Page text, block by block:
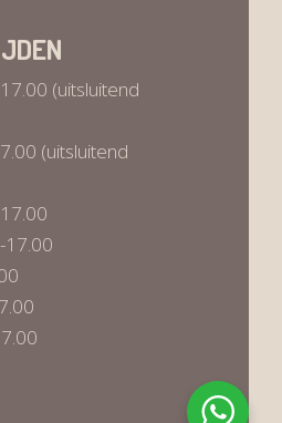
(uitsluitend
(uitsluitend
17.00